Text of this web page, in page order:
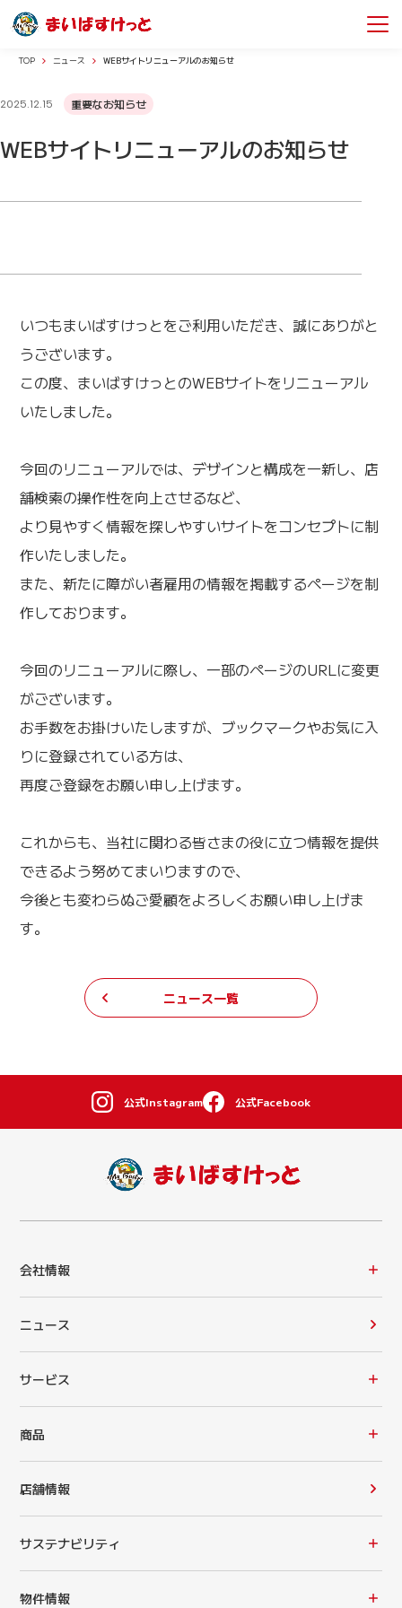
TOP ニュース WEBサイトリニューアルのお知らせ
2025.12.15 重要なお知らせ
WEBサイトリニューアルのお知らせ
いつもまいばすけっとをご利用いただき、誠にありがと
うございます。
この度、まいばすけっとのWEBサイトをリニューアル
いたしました。
今回のリニューアルでは、デザインと構成を一新し、店
舗検索の操作性を向上させるなど、
より見やすく情報を探しやすいサイトをコンセプトに制
作いたしました。
また、新たに障がい者雇用の情報を掲載するページを制
作しております。
今回のリニューアルに際し、一部のページのURLに変更
がございます。
お手数をお掛けいたしますが、ブックマークやお気に入
りに登録されている方は、
再度ご登録をお願い申し上げます。
これからも、当社に関わる皆さまの役に立つ情報を提供
できるよう努めてまいりますので、
今後とも変わらぬご愛顧をよろしくお願い申し上げま
す。
ニュース一覧
公式Instagram 公式Facebook
会社情報
ニュース
サービス
商品
店舗情報
サステナビリティ
物件情報